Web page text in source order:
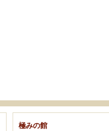
極みの館